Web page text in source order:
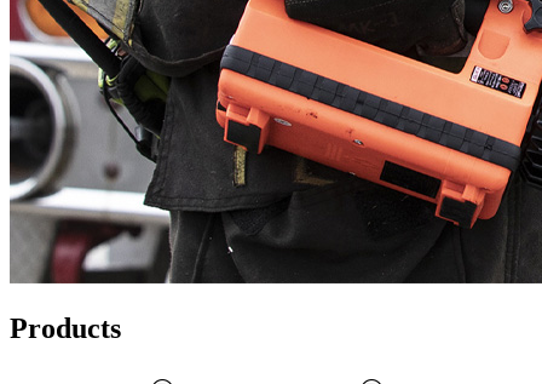
Products